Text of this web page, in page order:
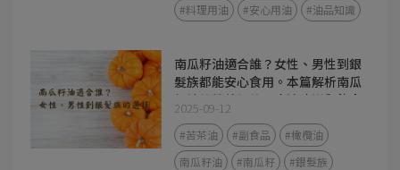
#料理用油
#安心用油 #油品知識
南瓜籽油適合誰？女性、男性到銀
髮族都能安心食用。本篇解析南瓜
籽油的營養價值、吃法建議與飲食
應用，幫助你找到最適合的好油選
擇。
2025-09-12
#苦茶油 #副食品
#橄欖油
南瓜籽油
#南瓜籽
#銀髮族